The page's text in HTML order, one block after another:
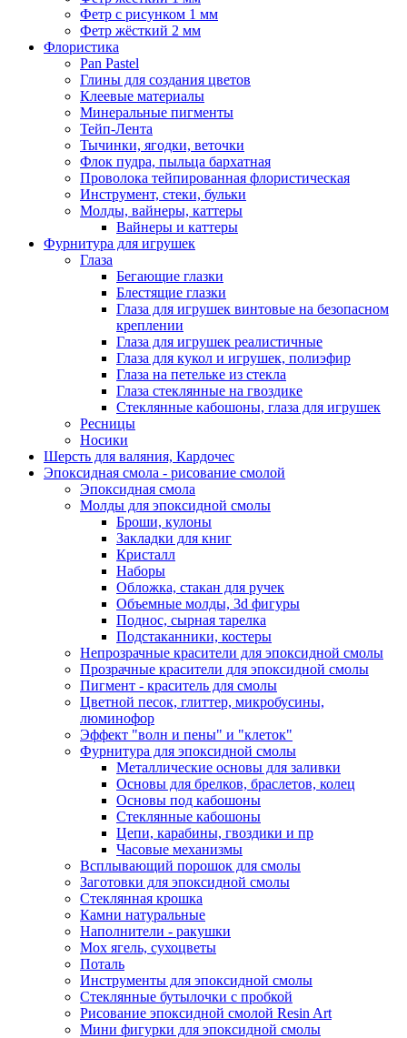
Фетр с рисунком 1 мм
Фетр жёсткий 2 мм
Флористика
Pan Pastel
Глины для создания цветов
Клеевые материалы
Минеральные пигменты
Тейп-Лента
Тычинки, ягодки, веточки
Флок пудра, пыльца бархатная
Проволока тейпированная флористическая
Инструмент, стеки, бульки
Молды, вайнеры, каттеры
Вайнеры и каттеры
Фурнитура для игрушек
Глаза
Бегающие глазки
Блестящие глазки
Глаза для игрушек винтовые на безопасном
креплении
Глаза для игрушек реалистичные
Глаза для кукол и игрушек, полиэфир
Глаза на петельке из стекла
Глаза стеклянные на гвоздике
Стеклянные кабошоны, глаза для игрушек
Ресницы
Носики
Шерсть для валяния, Кардочес
Эпоксидная смола - рисование смолой
Эпоксидная смола
Молды для эпоксидной смолы
Броши, кулоны
Закладки для книг
Кристалл
Наборы
Обложка, стакан для ручек
Объемные молды, 3d фигуры
Поднос, сырная тарелка
Подстаканники, костеры
Непрозрачные красители для эпоксидной смолы
Прозрачные красители для эпоксидной смолы
Пигмент - краситель для смолы
Цветной песок, глиттер, микробусины,
люминофор
Эффект "волн и пены" и "клеток"
Фурнитура для эпоксидной смолы
Металлические основы для заливки
Основы для брелков, браслетов, колец
Основы под кабошоны
Стеклянные кабошоны
Цепи, карабины, гвоздики и пр
Часовые механизмы
Всплывающий порошок для смолы
Заготовки для эпоксидной смолы
Стеклянная крошка
Камни натуральные
Наполнители - ракушки
Мох ягель, сухоцветы
Поталь
Инструменты для эпоксидной смолы
Стеклянные бутылочки с пробкой
Рисование эпоксидной смолой Resin Art
Мини фигурки для эпоксидной смолы